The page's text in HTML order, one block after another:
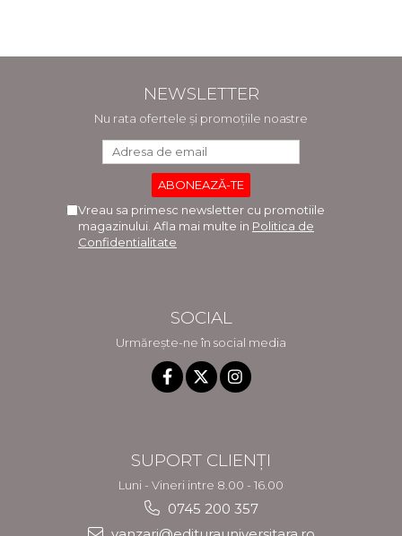
NEWSLETTER
Nu rata ofertele și promoțiile noastre
Vreau sa primesc newsletter cu promotiile
magazinului. Afla mai multe in Politica de
Confidentialitate
SOCIAL
Urmărește-ne în social media
SUPORT CLIENȚI
Luni - Vineri intre 8.00 - 16.00
0745 200 357